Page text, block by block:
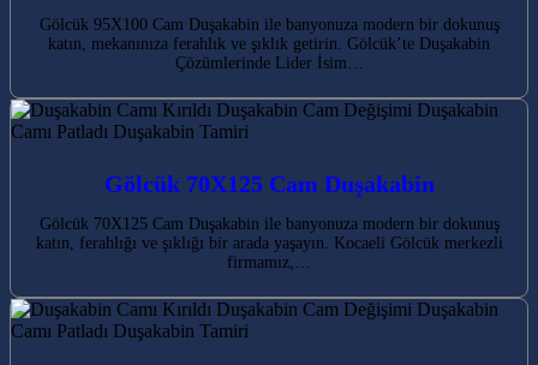
Gölcük 95X100 Cam Duşakabin ile banyonuza modern bir dokunuş
katın, mekanınıza ferahlık ve şıklık getirin. Gölcük’te Duşakabin
Çözümlerinde Lider İsim…
Gölcük 70X125 Cam Duşakabin
Gölcük 70X125 Cam Duşakabin ile banyonuza modern bir dokunuş
katın, ferahlığı ve şıklığı bir arada yaşayın. Kocaeli Gölcük merkezli
firmamız,…